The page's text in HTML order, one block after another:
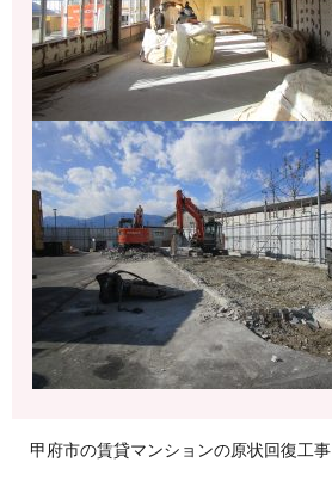
甲府市の賃貸マンションの原状回復工事